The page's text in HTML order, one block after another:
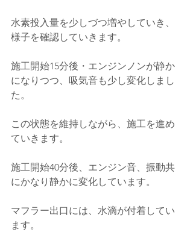
水素投入量を少しづつ増やしていき、
様子を確認していきます。
施工開始15分後・エンジンノンが静か
になりつつ、吸気音も少し変化しまし
た。
この状態を維持しながら、施工を進め
ていきます。
施工開始40分後、エンジン音、振動共
にかなり静かに変化しています。
マフラー出口には、水滴が付着してい
ます。